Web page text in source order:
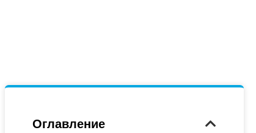
Оглавление